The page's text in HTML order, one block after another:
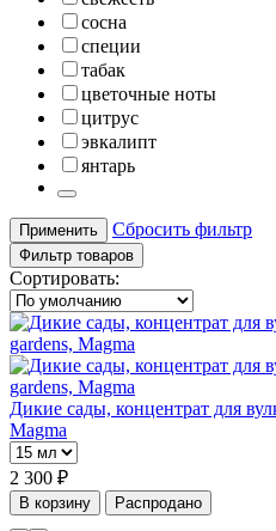
сосна
специи
табак
цветочные ноты
цитрус
эвкалипт
янтарь
Применить Сбросить фильтр
Фильтр товаров
Сортировать:
Дикие сады, концентрат для
Magma
2 300 ₽
В корзину Распродано